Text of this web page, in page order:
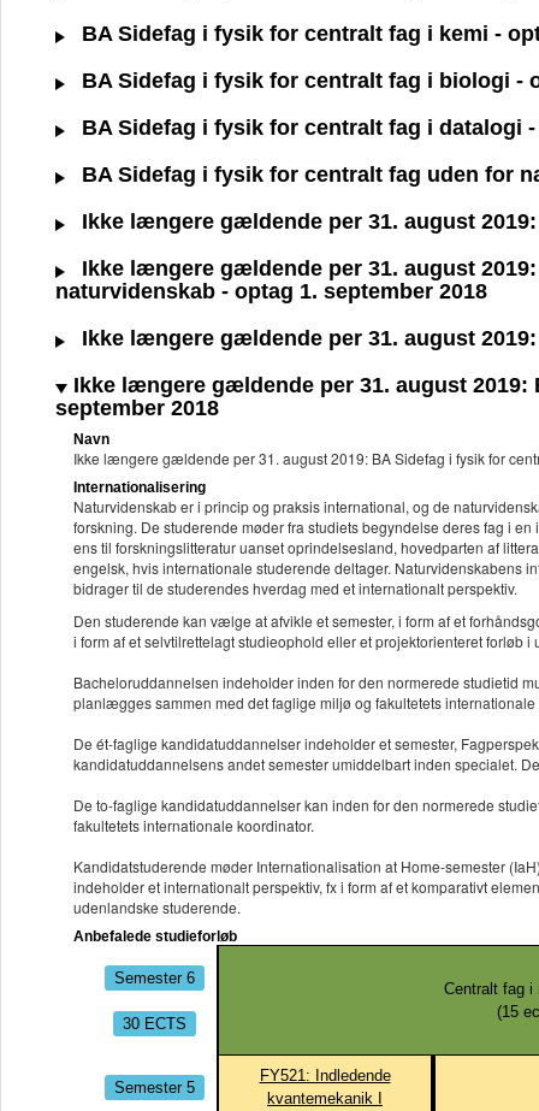
BA Sidefag i fysik for centralt fag i kemi -
BA Sidefag i fysik for centralt fag i biologi -
BA Sidefag i fysik for centralt fag i datalogi
BA Sidefag i fysik for centralt fag uden for
Ikke længere gældende per 31. august
Ikke længere gældende per 31. august
naturvidenskab - optag 1. september 2018
Ikke længere gældende per 31. august
Ikke længere gældende per 31. august
september 2018
Navn
Ikke længere gældende per 31. august 2019: BA Sidefag i fysik for
Internationalisering
Naturvidenskab er i princip og praksis international, og de
forskning. De studerende møder fra studiets begyndelse deres fag i
ens til forskningslitteratur uanset oprindelsesland, hovedparten af
engelsk, hvis internationale studerende deltager. Naturvidenskabens
bidrager til de studerendes hverdag med et internationalt perspektiv.
Den studerende kan vælge at afvikle et semester, i form af et
i form af et selvtilrettelagt studieophold eller et projektorienteret forløb i
Bacheloruddannelsen indeholder inden for den normerede studietid
planlægges sammen med det faglige miljø og fakultetets internationale
De ét-faglige kandidatuddannelser indeholder et semester,
kandidatuddannelsens andet semester umiddelbart inden specialet.
De to-faglige kandidatuddannelser kan inden for den normerede
fakultetets internationale koordinator.
Kandidatstuderende møder Internationalisation at Home-semester
indeholder et internationalt perspektiv, fx i form af et komparativt
udenlandske studerende.
Anbefalede studieforløb
Semester 6
30 ECTS
Centralt fag i
(15
Semester 5
FY521: Indledende
kvantemekanik I